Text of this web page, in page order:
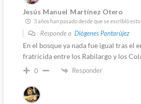
Jesús Manuel Martínez Otero
3 años han pasado desde que se escribió esto
Responde a Diógenes Pantarújez
En el bosque ya nada fue igual tras el
fratricida entre los Rabilargo y los
0 Responder